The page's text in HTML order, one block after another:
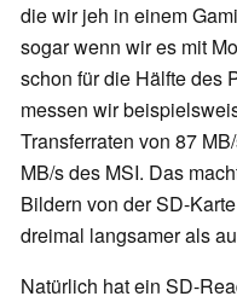
die wir jeh in einem
sogar wenn wir es mit
schon für die Hälfte des
messen wir
Transferraten von 87
MB/s des MSI. Das
Bildern von der SD-
dreimal langsamer als
Natürlich hat ein SD-